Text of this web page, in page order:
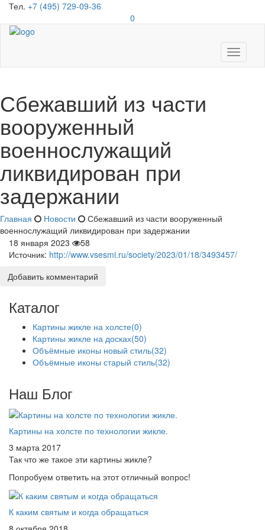
Тел. +7 (495) 729-09-36
0
Toggle
Сбежавший из части
вооруженный
военнослужащий
ликвидирован при
задержании
Главная Новости
Сбежавший из части вооруженный
военнослужащий ликвидирован при задержании
18 января 2023
58
Источник: http://www.vsesmi.ru/society/2023/01/18/3493457/
Добавить комментарий
Каталог
Картины жикле на холсте(0)
Картины жикле на досках(50)
Объёмные иконы новый стиль(32)
Объёмные иконы старый стиль(32)
Наш Блог
Картины на холсте по технологии жикле.
3 марта 2017
Так что же такое эти картины жикле?
Попробуем ответить на этот отличный вопрос!
К каким святым и когда обращаться